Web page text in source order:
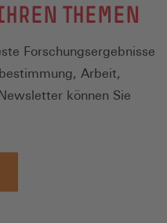
THEMEN
Forschungsergebnisse
Arbeit,
können Sie